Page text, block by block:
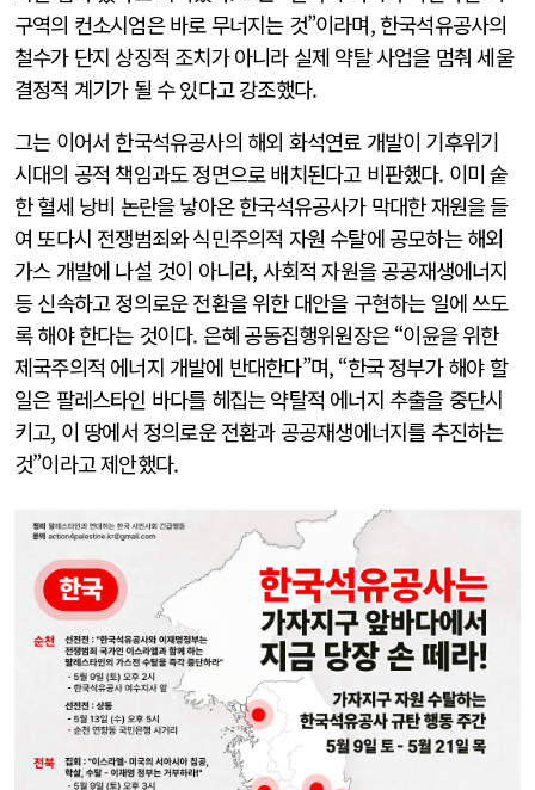
구역의 컨소시엄은 바로 무너지는 것”이라며, 한국석유공사의
철수가 단지 상징적 조치가 아니라 실제 약탈 사업을 멈춰 세울
결정적 계기가 될 수 있다고 강조했다.
그는 이어서 한국석유공사의 해외 화석연료 개발이 기후위기
시대의 공적 책임과도 정면으로 배치된다고 비판했다. 이미 숱
한 혈세 낭비 논란을 낳아온 한국석유공사가 막대한 재원을 들
여 또다시 전쟁범죄와 식민주의적 자원 수탈에 공모하는 해외
가스 개발에 나설 것이 아니라, 사회적 자원을 공공재생에너지
등 신속하고 정의로운 전환을 위한 대안을 구현하는 일에 쓰도
록 해야 한다는 것이다. 은혜 공동집행위원장은 “이윤을 위한
제국주의적 에너지 개발에 반대한다”며, “한국 정부가 해야 할
일은 팔레스타인 바다를 헤집는 약탈적 에너지 추출을 중단시
키고, 이 땅에서 정의로운 전환과 공공재생에너지를 추진하는
것”이라고 제안했다.